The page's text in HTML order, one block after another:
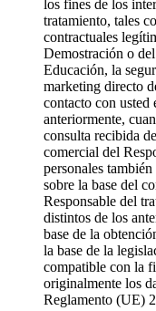
los fines de los
tratamiento, tales
contractuales
Demostración o
Educación, la
marketing directo
contacto con usted
anteriormente,
consulta recibida
comercial del
personales
sobre la base del
Responsable del
distintos de los
base de la
la base de la
compatible con la
originalmente los
Reglamento (UE)